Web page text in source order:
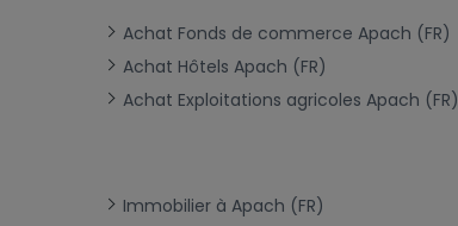
Achat Fonds de commerce Apach (FR)
Achat Hôtels Apach (FR)
Achat Exploitations agricoles Apach (FR)
Immobilier à Apach (FR)